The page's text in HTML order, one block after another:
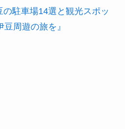
の駐車場14選と観光スポッ
周遊の旅を』